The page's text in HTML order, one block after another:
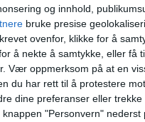
og innhold,
bruke presise
ovenfor, klikke for å
å nekte å samtykke, eller få
Vær oppmerksom på at en
du har rett til å protestere
dine preferanser eller
"Personvern" nederst